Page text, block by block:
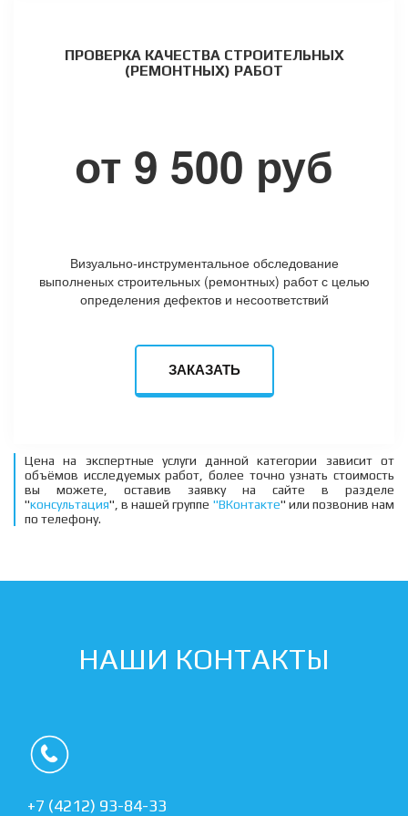
ПРОВЕРКА КАЧЕСТВА СТРОИТЕЛЬНЫХ
(РЕМОНТНЫХ) РАБОТ
от 9 500 руб
Визуально-инструментальное обследование
выполненых строительных (ремонтных) работ с целью
определения дефектов и несоответствий
ЗАКАЗАТЬ
Цена на экспертные услуги данной категории зависит от
объёмов исследуемых работ, более точно узнать стоимость
вы можете, оставив заявку на сайте в разделе
"консультация", в нашей группе "ВКонтакте" или позвонив нам
по телефону.
НАШИ КОНТАКТЫ
+7 (4212) 93-84-33